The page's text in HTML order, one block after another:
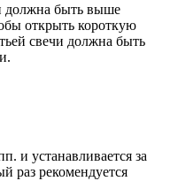
должна быть выше
открыть короткую
свечи должна быть
и устанавливается за
раз рекомендуется